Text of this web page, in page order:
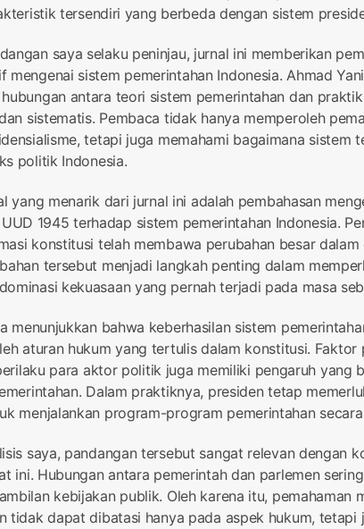
tersendiri yang berbeda dengan sistem
saya selaku peninjau, jurnal ini memberikan
mengenai sistem pemerintahan Indonesia. Ahmad
antara teori sistem pemerintahan dan
sistematis. Pembaca tidak hanya memperoleh
tetapi juga memahami bagaimana sistem
politik Indonesia.
yang menarik dari jurnal ini adalah pembahasan
1945 terhadap sistem pemerintahan Indonesia.
konstitusi telah membawa perubahan besar dalam
tersebut menjadi langkah penting dalam
kekuasaan yang pernah terjadi pada masa
menunjukkan bahwa keberhasilan sistem
aturan hukum yang tertulis dalam konstitusi. Faktor
para aktor politik juga memiliki pengaruh yang
Dalam praktiknya, presiden tetap
menjalankan program-program pemerintahan
saya, pandangan tersebut sangat relevan dengan
ini. Hubungan antara pemerintah dan parlemen
kebijakan publik. Oleh karena itu, pemahaman
tidak dapat dibatasi hanya pada aspek hukum, tetapi